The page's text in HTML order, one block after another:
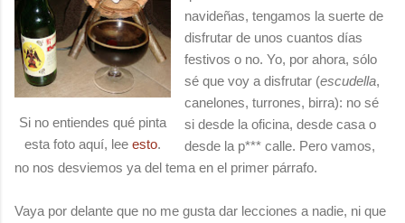
Si no entiendes qué pinta
esta foto aquí, lee esto.
navideñas, tengamos la suerte de
disfrutar de unos cuantos días
festivos o no. Yo, por ahora, sólo
sé que voy a disfrutar (escudella,
canelones, turrones, birra): no sé
si desde la oficina, desde casa o
desde la p*** calle. Pero vamos,
no nos desviemos ya del tema en el primer párrafo.
Vaya por delante que no me gusta dar lecciones a nadie, ni que